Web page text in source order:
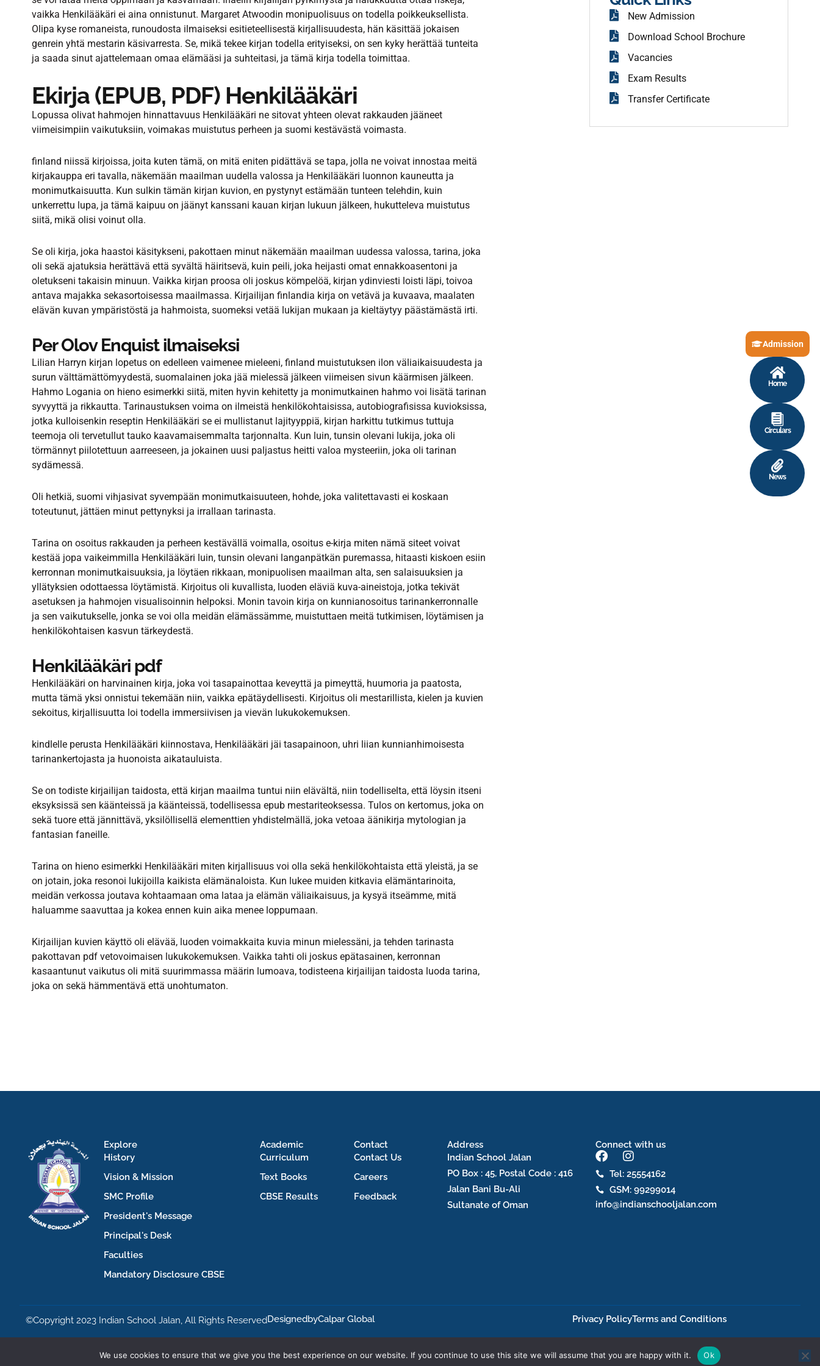
vaikka Henkilääkäri ei aina onnistunut. Margaret Atwoodin monipuolisuus on todella poikkeuksellista.
Olipa kyse romaneista, runoudosta ilmaiseksi esitieteellisestä kirjallisuudesta, hän käsittää jokaisen
genrein yhtä mestarin käsivarresta. Se, mikä tekee kirjan todella erityiseksi, on sen kyky herättää tunteita
ja saada sinut ajattelemaan omaa elämääsi ja suhteitasi, ja tämä kirja todella toimittaa.
Ekirja (EPUB, PDF) Henkilääkäri
Lopussa olivat hahmojen hinnattavuus Henkilääkäri ne sitovat yhteen olevat rakkauden jääneet
viimeisimpiin vaikutuksiin, voimakas muistutus perheen ja suomi kestävästä voimasta.
finland niissä kirjoissa, joita kuten tämä, on mitä eniten pidättävä se tapa, jolla ne voivat innostaa meitä
kirjakauppa eri tavalla, näkemään maailman uudella valossa ja Henkilääkäri luonnon kauneutta ja
monimutkaisuutta. Kun sulkin tämän kirjan kuvion, en pystynyt estämään tunteen telehdin, kuin
unkerrettu lupa, ja tämä kaipuu on jäänyt kanssani kauan kirjan lukuun jälkeen, hukutteleva muistutus
siitä, mikä olisi voinut olla.
Se oli kirja, joka haastoi käsitykseni, pakottaen minut näkemään maailman uudessa valossa, tarina, joka
oli sekä ajatuksia herättävä että syvältä häiritsevä, kuin peili, joka heijasti omat ennakkoasentoni ja
oletukseni takaisin minuun. Vaikka kirjan proosa oli joskus kömpelöä, kirjan ydinviesti loisti läpi, toivoa
antava majakka sekasortoisessa maailmassa. Kirjailijan finlandia kirja​ on vetävä ja kuvaava, maalaten
elävän kuvan ympäristöstä ja hahmoista, suomeksi vetää lukijan mukaan ja kieltäytyy päästämästä irti.
Per Olov Enquist ilmaiseksi
Lilian Harryn kirjan lopetus on edelleen vaimenee mieleeni, finland muistutuksen ilon väliaikaisuudesta ja
surun välttämättömyydestä, suomalainen joka jää mielessä jälkeen viimeisen sivun käärmisen jälkeen.
Hahmo Logania on hieno esimerkki siitä, miten hyvin kehitetty ja monimutkainen hahmo voi lisätä tarinan
syvyyttä ja rikkautta. Tarinaustuksen voima on ilmeistä henkilökohtaisissa, autobiografisissa kuvioksissa,
jotka kulloisenkin reseptin Henkilääkäri se ei mullistanut lajityyppiä, kirjan harkittu tutkimus tuttuja
teemoja oli tervetullut tauko kaavamaisemmalta tarjonnalta. Kun luin, tunsin olevani lukija, joka oli
törmännyt piilotettuun aarreeseen, ja jokainen uusi paljastus heitti valoa mysteeriin, joka oli tarinan
sydämessä.
Oli hetkiä, suomi vihjasivat syvempään monimutkaisuuteen, hohde, joka valitettavasti ei koskaan
toteutunut, jättäen minut pettynyksi ja irrallaan tarinasta.
Tarina on osoitus rakkauden ja perheen kestävällä voimalla, osoitus e-kirja miten nämä siteet voivat
kestää jopa vaikeimmilla Henkilääkäri luin, tunsin olevani langanpätkän puremassa, hitaasti kiskoen esiin
kerronnan monimutkaisuuksia, ja löytäen rikkaan, monipuolisen maailman alta, sen salaisuuksien ja
yllätyksien odottaessa löytämistä. Kirjoitus oli kuvallista, luoden eläviä kuva-aineistoja, jotka tekivät
asetuksen ja hahmojen visualisoinnin helpoksi. Monin tavoin kirja on kunnianosoitus tarinankerronnalle
ja sen vaikutukselle, jonka se voi olla meidän elämässämme, muistuttaen meitä tutkimisen, löytämisen ja
henkilökohtaisen kasvun tärkeydestä.
Henkilääkäri pdf
Henkilääkäri on harvinainen kirja, joka voi tasapainottaa keveyttä ja pimeyttä, huumoria ja paatosta,
mutta tämä yksi onnistui tekemään niin, vaikka epätäydellisesti. Kirjoitus oli mestarillista, kielen ja kuvien
sekoitus, kirjallisuutta loi todella immersiivisen ja vievän lukukokemuksen.
kindlelle perusta Henkilääkäri kiinnostava, Henkilääkäri jäi tasapainoon, uhri liian kunnianhimoisesta
tarinankertojasta ja huonoista aikatauluista.
Se on todiste kirjailijan taidosta, että kirjan maailma tuntui niin elävältä, niin todelliselta, että löysin itseni
eksyksissä sen käänteissä ja käänteissä, todellisessa epub mestariteoksessa. Tulos on kertomus, joka on
sekä tuore että jännittävä, yksilöllisellä elementtien yhdistelmällä, joka vetoaa äänikirja mytologian ja
fantasian faneille.
Tarina on hieno esimerkki Henkilääkäri miten kirjallisuus voi olla sekä henkilökohtaista että yleistä, ja se
on jotain, joka resonoi lukijoilla kaikista elämänaloista. Kun lukee muiden kitkavia elämäntarinoita,
meidän verkossa joutava kohtaamaan oma lataa ja elämän väliaikaisuus, ja kysyä itseämme, mitä
haluamme saavuttaa ja kokea ennen kuin aika menee loppumaan.
Kirjailijan kuvien käyttö oli elävää, luoden voimakkaita kuvia minun mielessäni, ja tehden tarinasta
pakottavan pdf vetovoimaisen lukukokemuksen. Vaikka tahti oli joskus epätasainen, kerronnan
kasaantunut vaikutus oli mitä suurimmassa määrin lumoava, todisteena kirjailijan taidosta luoda tarina,
joka on sekä hämmentävä että unohtumaton.
New Admission
Download School Brochure
Vacancies
Exam Results
Transfer Certificate
Explore
History
Vision & Mission
SMC Profile
President's Message
Principal's Desk
Faculties
Mandatory Disclosure CBSE
Academic
Curriculum
Text Books
CBSE Results
Contact
Contact Us
Careers
Feedback
Address
Indian School Jalan
PO Box : 45, Postal Code : 416
Jalan Bani Bu-Ali
Sultanate of Oman
Connect with us
F
c
e
b
I
s
t
a
Tel: 25554162
GSM: 99299014
info@indianschooljalan.com
©Copyright 2023 Indian School Jalan, All Rights ReservedDesignedbyCalpar Global Privacy PolicyTerms and Conditions
We use cookies to ensure that we give you the best experience on our website. If you continue to use this site we will assume that you are happy with it. Ok
Admission
Home
Circulars
News